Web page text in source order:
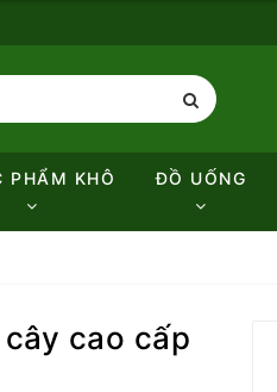
PHẨM KHÔ ĐỒ UỐNG
cao cấp